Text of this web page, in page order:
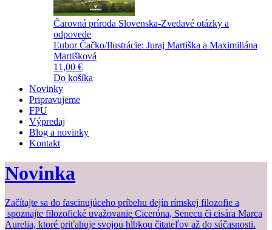
Čarovná príroda Slovenska-Zvedavé otázky a
odpovede
Ľubor Čačko/Ilustrácie: Juraj Martiška a Maximiliána
Martišková
11,00 €
Do košíka
Novinky
Pripravujeme
FPU
Výpredaj
Blog a novinky
Kontakt
Novinka
Začítajte sa do fascinujúceho príbehu dejín rímskej filozofie a
spoznajte filozofické uvažovanie Ciceróna, Senecu či cisára Marca
Aurelia, ktoré priťahuje svojou hĺbkou čitateľov až do súčasnosti.